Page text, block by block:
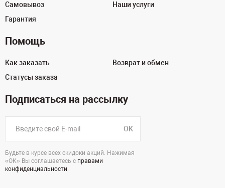
Самовывоз
Гарантия
Наши услуги
Помощь
Как заказать
Статусы заказа
Возврат и обмен
Подписаться на рассылку
OK
Будьте в курсе всех скидоки акций. Нажимая
«ОК» Вы соглашаетесь с правами
конфиденциальности.